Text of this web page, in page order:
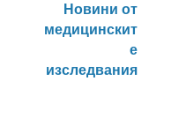
Новини от
медицинскит
е
изследвания